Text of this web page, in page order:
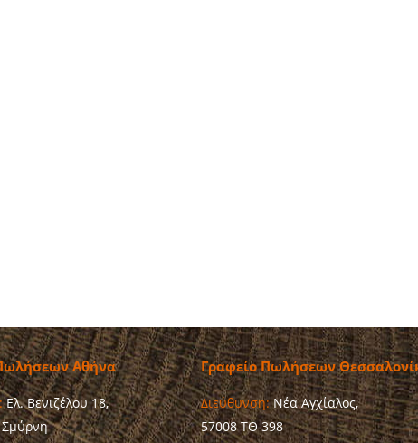
Αθήνα
Ελ. Βενιζέλου 18,
Γραφείο Πωλήσεων
Διεύθυνση:Νέα Αγχίαλος,
57008 ΤΘ 398